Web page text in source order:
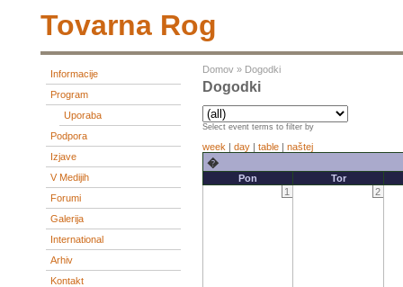
Tovarna Rog
Informacije
Program
Uporaba
Podpora
Izjave
V Medijih
Forumi
Galerija
International
Arhiv
Kontakt
Domov » Dogodki
Dogodki
Select event terms to filter by
week | day | table | naštej
�
Pon
Tor
1
2